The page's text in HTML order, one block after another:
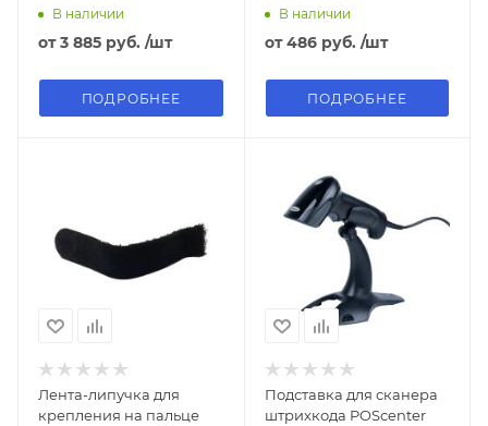
через USB кабель
В наличии
от3 885 руб. /шт
ПОДРОБНЕЕ
В наличии
от486 руб. /шт
ПОДРОБНЕЕ
Лента-липучка для
крепления на пальце
Подставка для сканера
штрихкода POScenter